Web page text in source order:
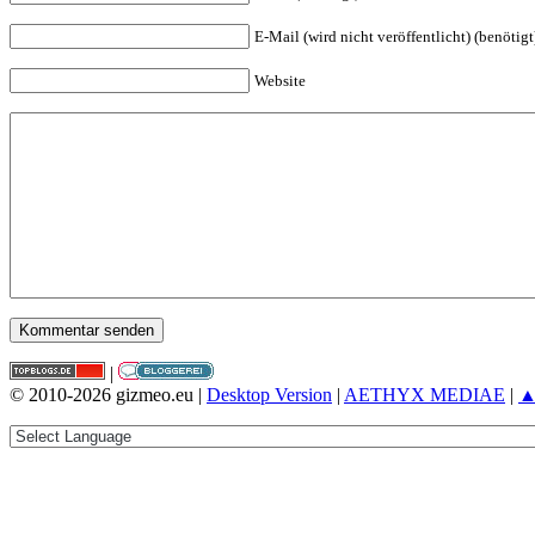
E-Mail (wird nicht veröffentlicht)
Website
|
© 2010-2026 gizmeo.eu | Desktop Version | AETHYX MEDIAE |